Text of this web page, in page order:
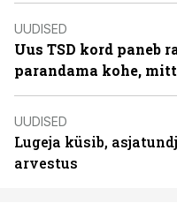
UUDISED
Uus TSD kord paneb
parandama kohe,
UUDISED
Lugeja küsib,
arvestus